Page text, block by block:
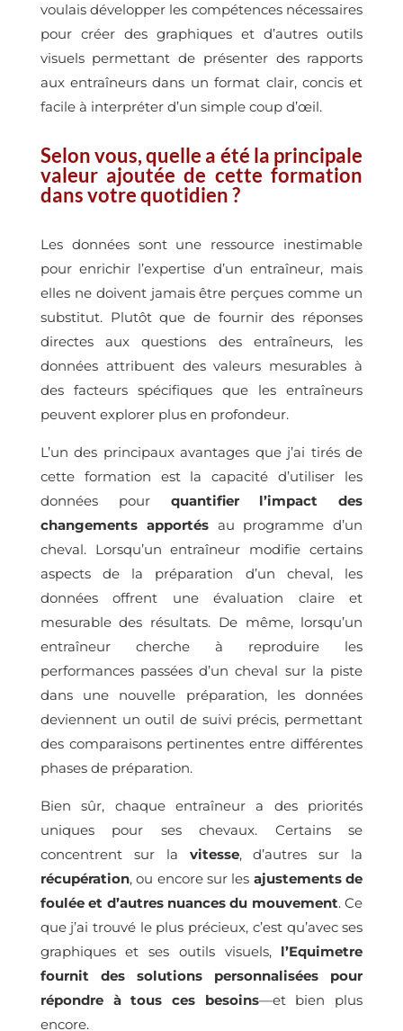
voulais développer les compétences nécessaires
pour créer des graphiques et d’autres outils
visuels permettant de présenter des rapports
aux entraîneurs dans un format clair, concis et
facile à interpréter d’un simple coup d’œil.
Selon vous, quelle a été la principale
valeur ajoutée de cette formation
dans votre quotidien ?
Les données sont une ressource inestimable
pour enrichir l’expertise d’un entraîneur, mais
elles ne doivent jamais être perçues comme un
substitut. Plutôt que de fournir des réponses
directes aux questions des entraîneurs, les
données attribuent des valeurs mesurables à
des facteurs spécifiques que les entraîneurs
peuvent explorer plus en profondeur.
L’un des principaux avantages que j’ai tirés de
cette formation est la capacité d’utiliser les
données pour quantifier l’impact des
changements apportésau programme d’un
cheval. Lorsqu’un entraîneur modifie certains
aspects de la préparation d’un cheval, les
données offrent une évaluation claire et
mesurable des résultats. De même, lorsqu’un
entraîneur cherche à reproduire les
performances passées d’un cheval sur la piste
dans une nouvelle préparation, les données
deviennent un outil de suivi précis, permettant
des comparaisons pertinentes entre différentes
phases de préparation.
Bien sûr, chaque entraîneur a des priorités
uniques pour ses chevaux. Certains se
concentrent sur la vitesse, d’autres sur la
récupération, ou encore sur les ajustements de
foulée et d’autres nuances du mouvement. Ce
que j’ai trouvé le plus précieux, c’est qu’avec ses
graphiques et ses outils visuels, l’Equimetre
fournit des solutions personnalisées pour
répondre à tous ces besoins—et bien plus
encore.